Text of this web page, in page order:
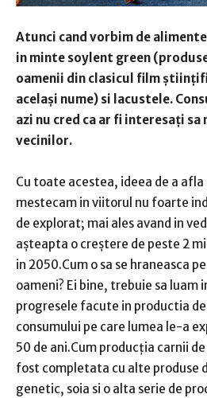
Atunci cand vorbim de
in minte soylent green
oamenii din clasicul film
același nume) si lacustele.
azi nu cred ca ar fi interesați
vecinilor.
Cu toate acestea, ideea de a afla
mestecam in viitorul nu foarte
de explorat; mai ales avand in
așteapta o creștere de peste 2
in 2050.Cum o sa se hraneasca
oameni? Ei bine, trebuie sa luam
progresele facute in productia
consumului pe care lumea le-a
50 de ani.Cum producția carnii
fost completata cu alte produse
genetic, soia si o alta serie de